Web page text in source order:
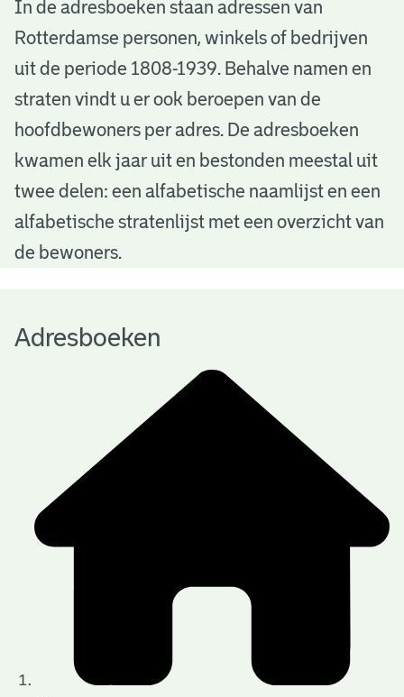
A
d
e
b
o
e
e
In de adresboeken staan adressen van
Rotterdamse personen, winkels of bedrijven
uit de periode 1808-1939. Behalve namen en
straten vindt u er ook beroepen van de
hoofdbewoners per adres. De adresboeken
kwamen elk jaar uit en bestonden meestal uit
twee delen: een alfabetische naamlijst en een
alfabetische stratenlijst met een overzicht van
de bewoners.
Adresboeken